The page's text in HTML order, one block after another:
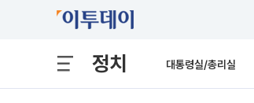
정치 대통령실/총리실